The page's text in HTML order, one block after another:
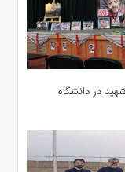
در دانشگاه